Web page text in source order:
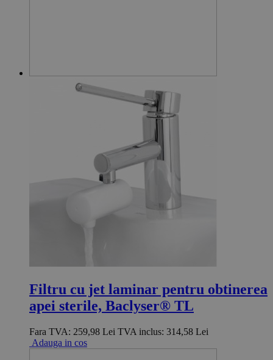
Filtru cu jet laminar pentru obtinerea
apei sterile, Baclyser® TL
Fara TVA: 259,98 Lei TVA inclus: 314,58 Lei
Adauga in cos